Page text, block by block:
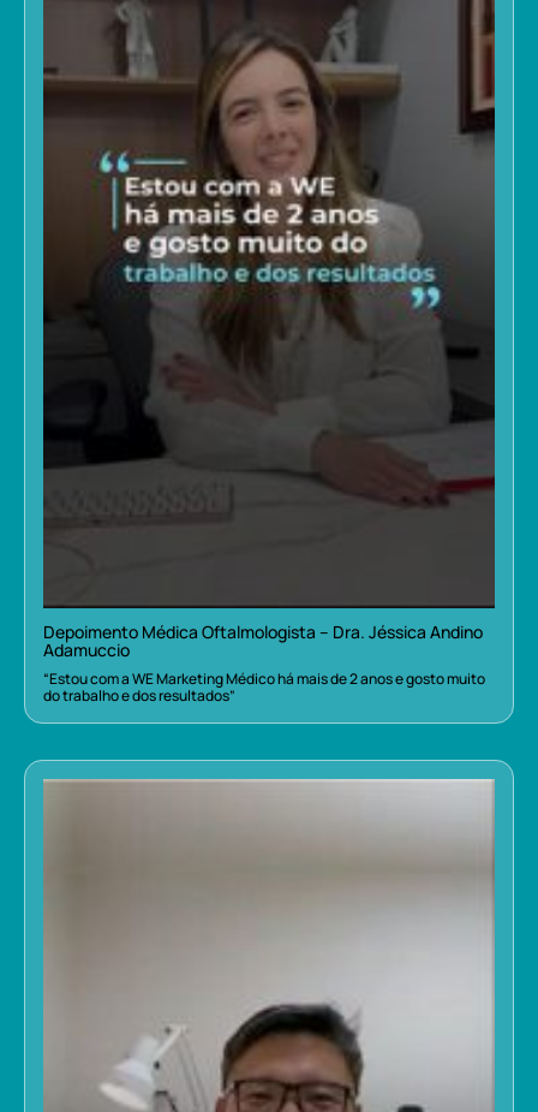
Depoimento Médica Oftalmologista – Dra. Jéssica Andino
Adamuccio
“Estou com a WE Marketing Médico há mais de 2 anos e gosto muito
do trabalho e dos resultados”